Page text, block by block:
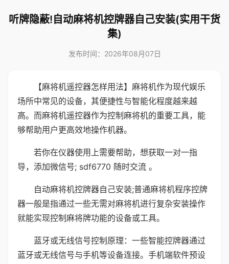
听牌隐蔽!自动麻将机控牌器自己安装(实用干货
集)
发布时间：2026年08月07日
【麻将机遥控器怎样用法】麻将机作为现代娱乐
场所中常见的设备，其便捷性与智能化程度越来越
高。而麻将机遥控器作为控制麻将机的重要工具，能
够帮助用户更高效地操作机器。
若你在仪器使用上需要帮助，想获取一对一指
导，添加微信号; sdf6770 随时交流 。
自动麻将机控牌器自己安装;普通麻将机程序控牌
器一般是指通过一些无需对麻将机进行复杂安装操作
就能实现控制麻将牌功能的设备或工具。
蓝牙或无线信号控制原理：一些智能控牌器通过
蓝牙或无线信号与手机等设备连接。手机端软件预设